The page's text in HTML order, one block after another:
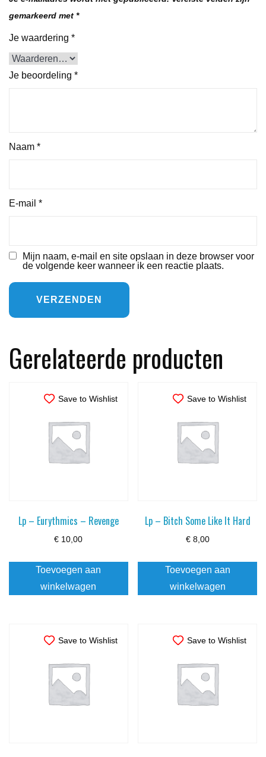
gemarkeerd met *
Je waardering *
Je beoordeling *
Naam *
E-mail *
Mijn naam, e-mail en site opslaan in deze browser voor
de volgende keer wanneer ik een reactie plaats.
Gerelateerde producten
Save to Wishlist
Lp – Eurythmics – Revenge
€ 10,00
Toevoegen aan
winkelwagen
Save to Wishlist
Lp – Bitch Some Like It Hard
€8,00
Toevoegen aan
winkelwagen
Save to Wishlist Save to Wishlist